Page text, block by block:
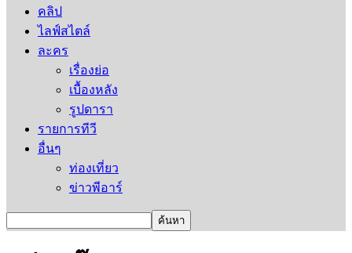
คลิป
ไลฟ์สไตล์
ละคร
เรื่องย่อ
เบื้องหลัง
รูปดารา
รายการทีวี
อื่นๆ
ท่องเที่ยว
ข่าวพีอาร์